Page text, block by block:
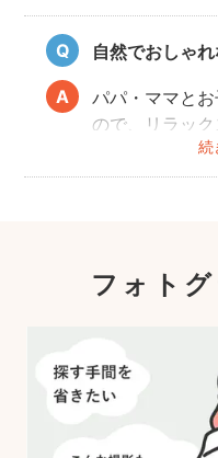
また、撮影中
ら、周囲や足
呼び掛けなが
い。
自然でおしゃ
続
パパ・ママと
ので、リラッ
を撮影できま
こども・家族
フォト